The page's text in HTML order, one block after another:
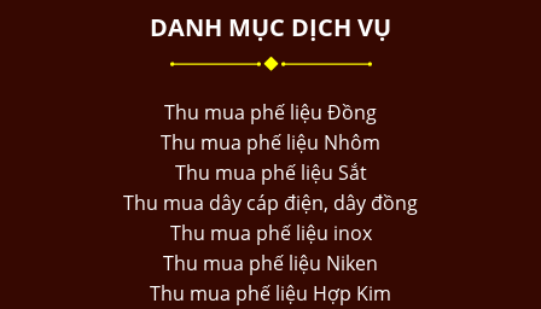
DANH MỤC DỊCH VỤ
Thu mua phế liệu Đồng
Thu mua phế liệu Nhôm
Thu mua phế liệu Sắt
Thu mua dây cáp điện, dây đồng
Thu mua phế liệu inox
Thu mua phế liệu Niken
Thu mua phế liệu Hợp Kim